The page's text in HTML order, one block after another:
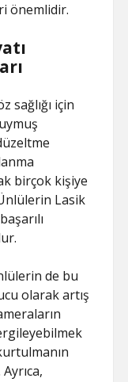
önemlidir.
sağlığı için
birçok kişiye
Lasik
de bu
olarak artış